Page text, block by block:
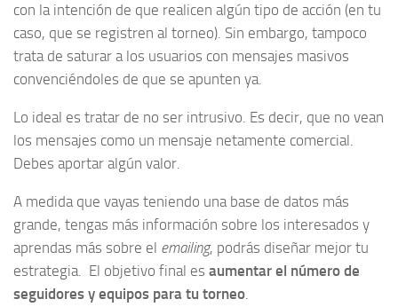
con la intención de que realicen algún tipo de acción (en tu
caso, que se registren al torneo). Sin embargo, tampoco
trata de saturar a los usuarios con mensajes masivos
convenciéndoles de que se apunten ya.
Lo ideal es tratar de no ser intrusivo. Es decir, que no vean
los mensajes como un mensaje netamente comercial.
Debes aportar algún valor.
A medida que vayas teniendo una base de datos más
grande, tengas más información sobre los interesados y
aprendas más sobre el emailing, podrás diseñar mejor tu
estrategia. El objetivo final es aumentar el número de
seguidores y equipos para tu torneo